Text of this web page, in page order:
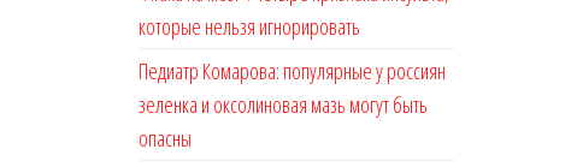
которые нельзя игнорировать
Педиатр Комарова: популярные у россиян
зеленка и оксолиновая мазь могут быть
опасны